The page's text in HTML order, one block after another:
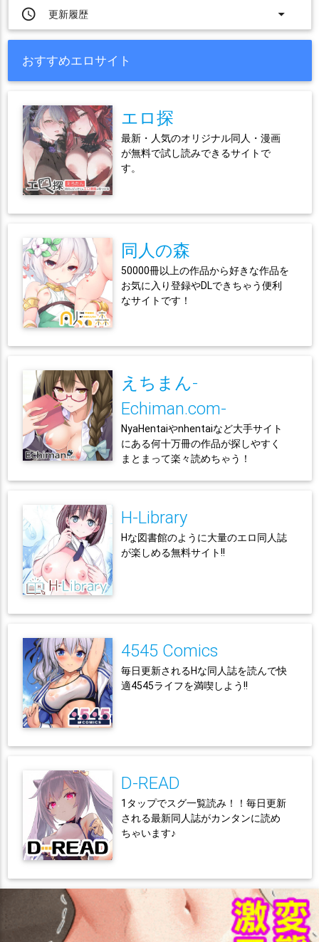
access_time
更新履歴 arrow_drop_down
おすすめエロサイト
エロ探
最新・人気のオリジナル同人・漫画
が無料で試し読みできるサイトで
す。
同人の森
50000冊以上の作品から好きな作品を
お気に入り登録やDLできちゃう便利
なサイトです！
えちまん-
Echiman.com-
NyaHentaiやnhentaiなど大手サイト
にある何十万冊の作品が探しやすく
まとまって楽々読めちゃう！
H-Library
Hな図書館のように大量のエロ同人誌
が楽しめる無料サイト!!
4545 Comics
毎日更新されるHな同人誌を読んで快
適4545ライフを満喫しよう!!
D-READ
1タップでスグ一覧読み！！毎日更新
される最新同人誌がカンタンに読め
ちゃいます♪